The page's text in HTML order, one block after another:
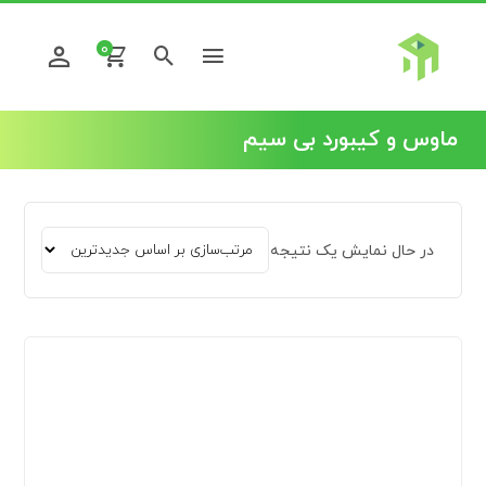
0
ماوس و کیبورد بی سیم
در حال نمایش یک نتیجه